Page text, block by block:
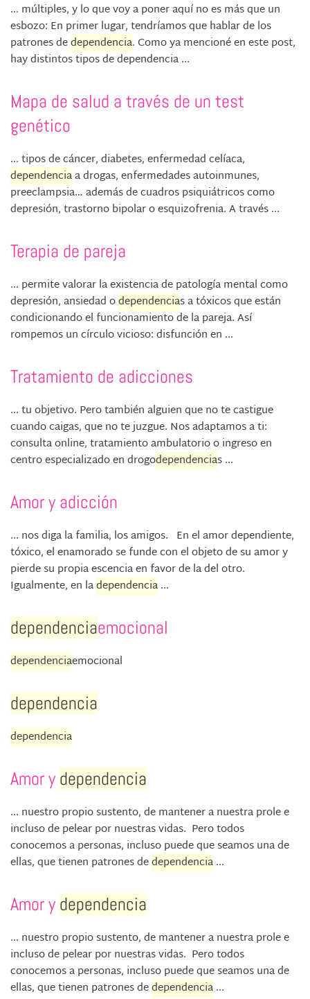
... múltiples, y lo que voy a poner aquí no es más que un
esbozo: En primer lugar, tendríamos que hablar de los
patrones dedependencia. Como ya mencioné en este post,
hay distintos tipos de dependencia ...
Mapa de salud a través de un test
genético
... tipos de cáncer, diabetes, enfermedad celíaca,
dependenciaa drogas, enfermedades autoinmunes,
preeclampsia… además de cuadros psiquiátricos como
depresión, trastorno bipolar o esquizofrenia. A través ...
Terapia de pareja
... permite valorar la existencia de patología mental como
depresión, ansiedad odependencias a tóxicos que están
condicionando el funcionamiento de la pareja. Así
rompemos un círculo vicioso: disfunción en ...
Tratamiento de adicciones
... tu objetivo. Pero también alguien que no te castigue
cuando caigas, que no te juzgue. Nos adaptamos a ti:
consulta online, tratamiento ambulatorio o ingreso en
centro especializado en drogodependencias ...
Amor y adicción
... nos diga la familia, los amigos. En el amor dependiente,
tóxico, el enamorado se funde con el objeto de su amor y
pierde su propia escencia en favor de la del otro.
Igualmente, en ladependencia...
dependenciaemocional
dependenciaemocional
dependencia
dependencia
Amor y dependencia
... nuestro propio sustento, de mantener a nuestra prole e
incluso de pelear por nuestras vidas. Pero todos
conocemos a personas, incluso puede que seamos una de
ellas, que tienen patrones dedependencia...
Amor y dependencia
... nuestro propio sustento, de mantener a nuestra prole e
incluso de pelear por nuestras vidas. Pero todos
conocemos a personas, incluso puede que seamos una de
ellas, que tienen patrones dedependencia...